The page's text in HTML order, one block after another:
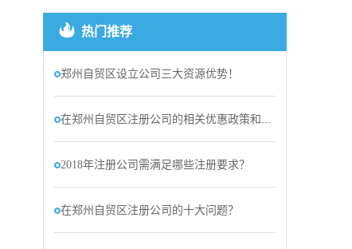
热门推荐
郑州自贸区设立公司三大资源优势！
在郑州自贸区注册公司的相关优惠政策和优势
2018年注册公司需满足哪些注册要求？
在郑州自贸区注册公司的十大问题？